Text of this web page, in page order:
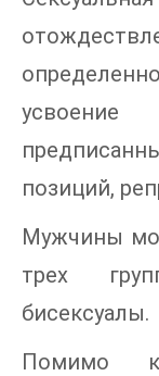
позиций,
Мужчины
трех
бисексуалы.
Помимо